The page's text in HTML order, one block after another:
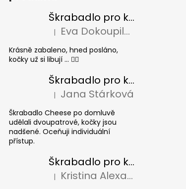
Škrabadlo pro kočky BASIC Colour
Hodnocení produktu je 5 z 5 hvězdiček.
| Eva Dokoupilová
Krásně zabaleno, hned posláno,
kočky už si libují ... 👍🏻
Škrabadlo pro kočky CHEESE ELIPSE colour
Hodnocení produktu je 5 z 5 hvězdiček.
| Jana Stárková
Škrabadlo Cheese po domluvě
udělali dvoupatrové, kočky jsou
nadšené. Oceňuji individuální
přístup.
Škrabadlo pro kočky CUBE Colour
Hodnocení produktu je 5 z 5 hvězdiček.
| Kristina Alexandrová